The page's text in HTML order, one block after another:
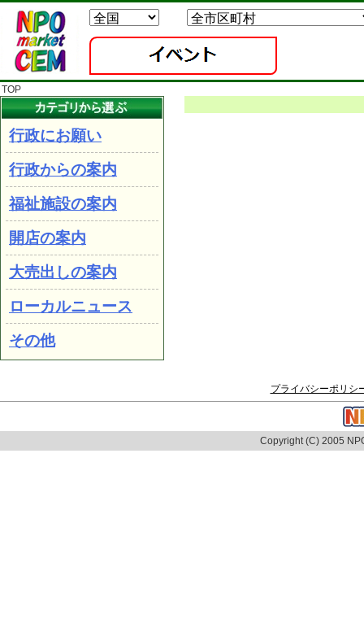
TOP
行政にお願い
行政からの案内
福祉施設の案内
開店の案内
大売出しの案内
ローカルニュース
その他
プライバシーポリシ
Copyright (C) 2005